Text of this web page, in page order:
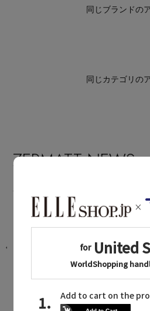
同じブランドの
同じカテゴリの
ZERMATT NEWS
【再生産】
ド付きノ